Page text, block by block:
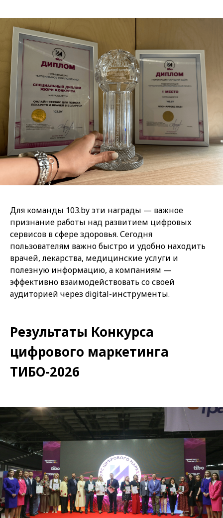
Для команды 103.by эти награды — важное
признание работы над развитием цифровых
сервисов в сфере здоровья. Сегодня
пользователям важно быстро и удобно находить
врачей, лекарства, медицинские услуги и
полезную информацию, а компаниям —
эффективно взаимодействовать со своей
аудиторией через digital-инструменты.
Результаты Конкурса
цифрового маркетинга
ТИБО-2026